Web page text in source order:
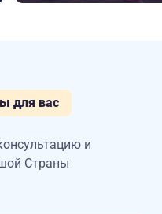
для вас
и
Страны